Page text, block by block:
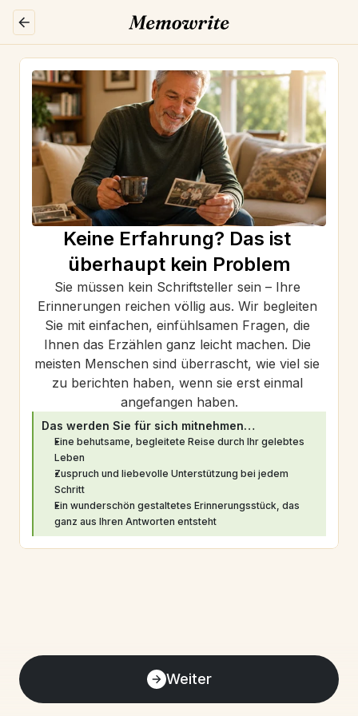
Weiter
Keine Erfahrung? Das ist
überhaupt kein Problem
Sie müssen kein Schriftsteller sein – Ihre
Erinnerungen reichen völlig aus. Wir begleiten
Sie mit einfachen, einfühlsamen Fragen, die
Ihnen das Erzählen ganz leicht machen. Die
meisten Menschen sind überrascht, wie viel sie
zu berichten haben, wenn sie erst einmal
angefangen haben.
Das werden Sie für sich mitnehmen…
Eine behutsame, begleitete Reise durch Ihr gelebtes
Leben
Zuspruch und liebevolle Unterstützung bei jedem
Schritt
Ein wunderschön gestaltetes Erinnerungsstück, das
ganz aus Ihren Antworten entsteht